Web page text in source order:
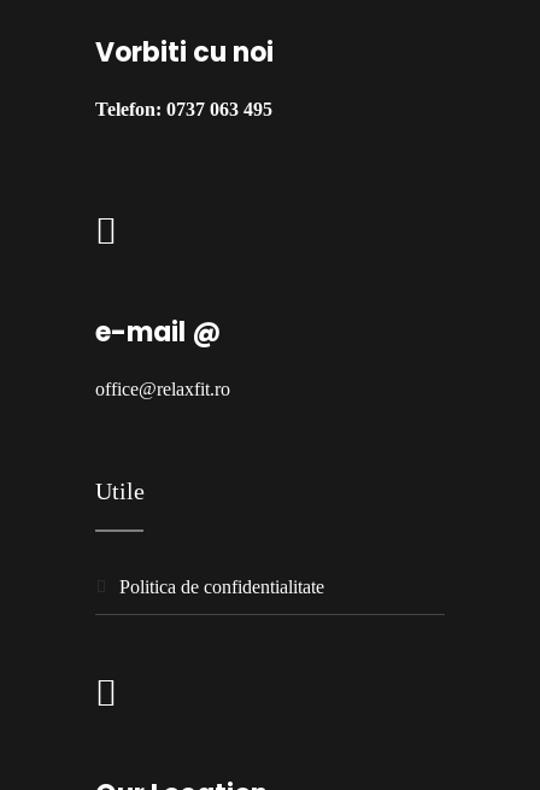
Vorbiti cu noi
Telefon: 0737 063 495
e-mail @
office@relaxfit.ro
Utile
politica de confidentialitate